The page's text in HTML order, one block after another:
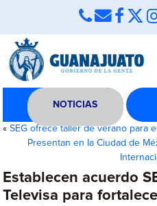
NOTICIAS
«SEG ofrece taller de verano para
Presentan en la Ciudad de
Establecen acuerdo
Televisa para